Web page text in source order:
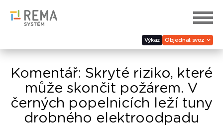
Výkaz Objednat svoz
Komentář: Skryté riziko, které
může skončit požárem. V
černých popelnicích leží tuny
drobného elektroodpadu